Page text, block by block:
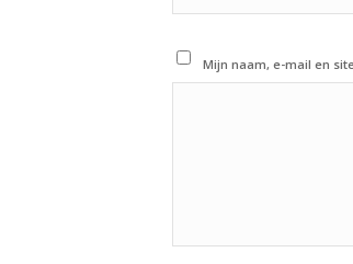
Mijn naam, e-mail en